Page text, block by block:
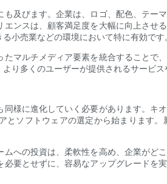
及びます。企業は、ロゴ、配色、テ
ンスは、顧客満足度を大幅に向上さ
小売業などの環境において特に有効です
マルチメディア要素を統合すること
り多くのユーザーが提供されるサービス
様に進化していく必要があります。
とソフトウェアの選定から始まります
への投資は、柔軟性を高め、企業が
要とせずに、容易なアップグレード